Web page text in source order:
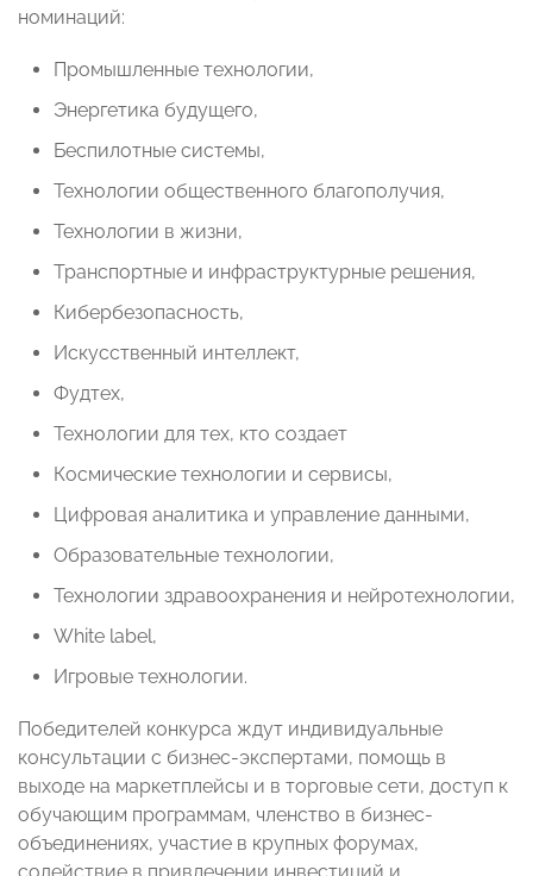
номинаций:
Промышленные технологии,
Энергетика будущего,
Беспилотные системы,
Технологии общественного благополучия,
Технологии в жизни,
Транспортные и инфраструктурные решения,
Кибербезопасность,
Искусственный интеллект,
Фудтех,
Технологии для тех, кто создает
Космические технологии и сервисы,
Цифровая аналитика и управление данными,
Образовательные технологии,
Технологии здравоохранения и нейротехнологии,
White label,
Игровые технологии.
Победителей конкурса ждут индивидуальные
консультации с бизнес-экспертами, помощь в
выходе на маркетплейсы и в торговые сети, доступ к
обучающим программам, членство в бизнес-
объединениях, участие в крупных форумах,